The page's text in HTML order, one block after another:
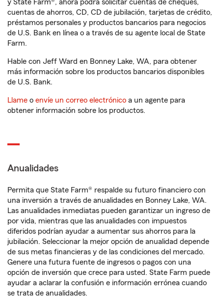
y State Farm®, ahora podrá solicitar cuentas de cheques,
cuentas de ahorros, CD, CD de jubilación, tarjetas de crédito,
préstamos personales y productos bancarios para negocios
de U.S. Bank en línea o a través de su agente local de State
Farm.
Hable con Jeff Ward en Bonney Lake, WA, para obtener
más información sobre los productos bancarios disponibles
de U.S. Bank.
Llame o envíe un correo electrónico a un agente para
obtener información sobre los productos.
Anualidades
Permita que State Farm® respalde su futuro financiero con
una inversión a través de anualidades en Bonney Lake, WA.
Las anualidades inmediatas pueden garantizar un ingreso de
por vida, mientras que las anualidades con impuestos
diferidos podrían ayudar a aumentar sus ahorros para la
jubilación. Seleccionar la mejor opción de anualidad depende
de sus metas financieras y de las condiciones del mercado.
Genere una futura fuente de ingresos o pagos con una
opción de inversión que crece para usted. State Farm puede
ayudar a aclarar la confusión e información errónea cuando
se trata de anualidades.